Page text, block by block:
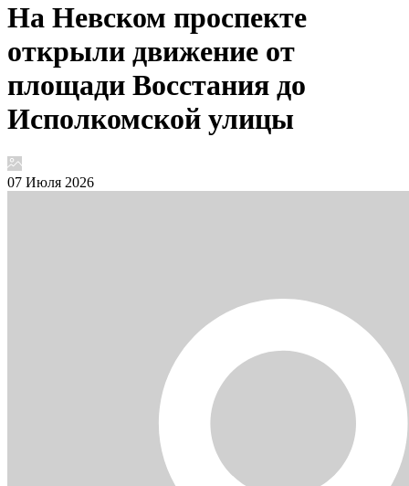
На Невском проспекте
открыли движение от
площади Восстания до
Исполкомской улицы
07 Июля 2026